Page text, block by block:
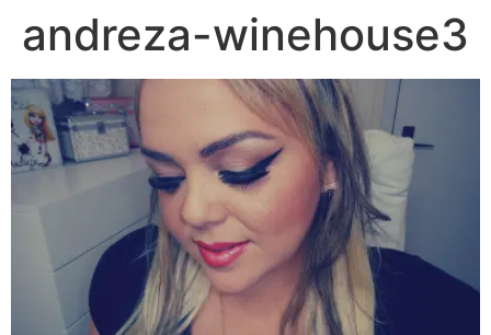
andreza-winehouse3